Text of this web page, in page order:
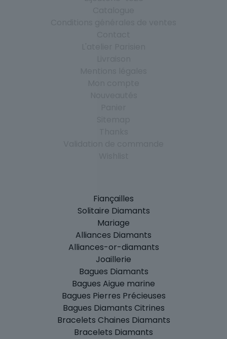
Fiançailles
Solitaire Diamants
Mariage
Alliances Diamants
Alliances-or-diamants
Joaillerie
Bagues Diamants
Bagues Aigue marine
Bagues Pierres Précieuses
Bagues Diamants Citrines
Bracelets Chaines Diamants
Bracelets Diamants